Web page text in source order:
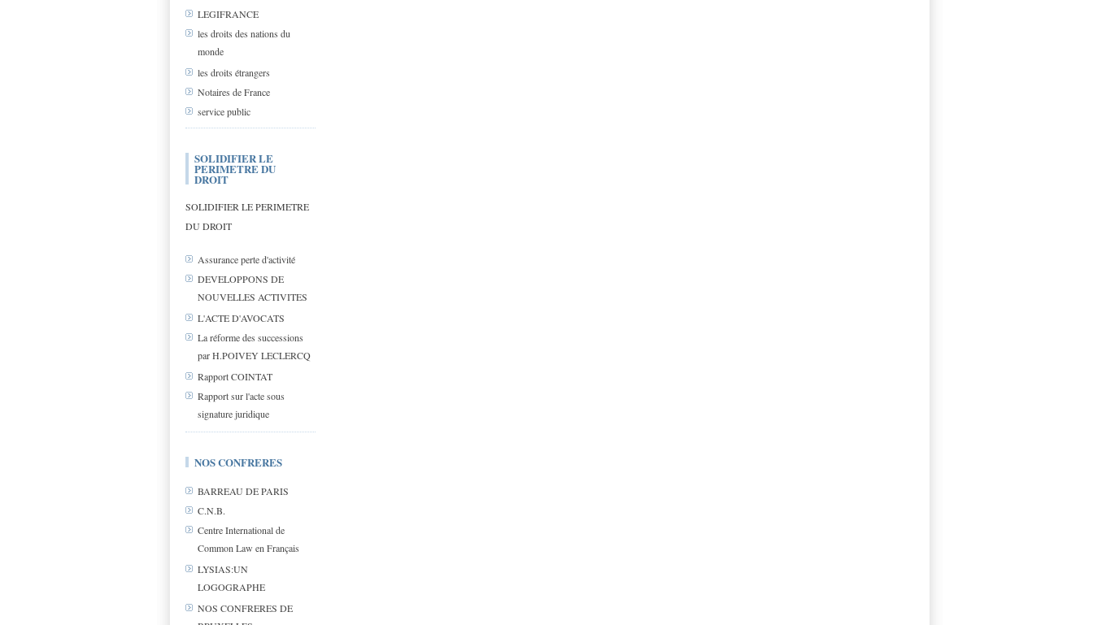
LEGIFRANCE
les droits des nations du
monde
les droits étrangers
Notaires de France
service public
SOLIDIFIER LE
PERIMETRE DU
DROIT
SOLIDIFIER LE PERIMETRE
DU DROIT
Assurance perte d'activité
DEVELOPPONS DE
NOUVELLES ACTIVITES
L'ACTE D'AVOCATS
La réforme des successions
par H.POIVEY LECLERCQ
Rapport COINTAT
Rapport sur l'acte sous
signature juridique
NOS CONFRERES
BARREAU DE PARIS
C.N.B.
Centre International de
Common Law en Français
LYSIAS:UN
LOGOGRAPHE
NOS CONFRERES DE